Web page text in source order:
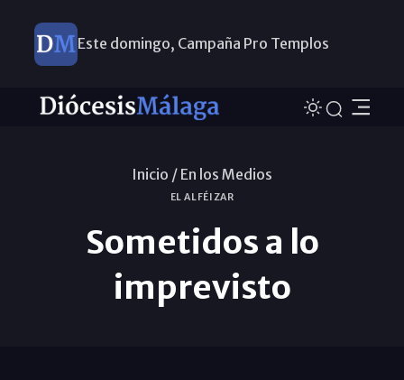
Este domingo, Campaña Pro Templos
Inicio / En los Medios
EL ALFÉIZAR
Sometidos a lo
imprevisto